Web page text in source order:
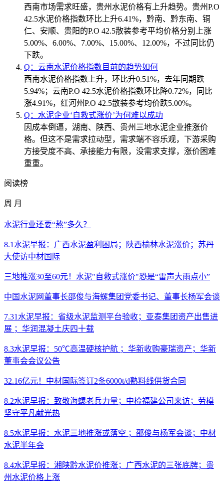
西南市场需求旺盛，贵州水泥价格有上升趋势。贵州P.O
42.5水泥价格指数环比上升6.41%，黔南、黔东南、铜
仁、安顺、贵阳的P.O 42.5散装参考平均价格分别上涨
5.00%、6.00%、7.00%、15.00%、12.00%，不过同比仍
下跌。
Q：云南水泥价格指数目前的趋势如何
西南水泥价格指数上升，环比升0.51%，去年同期跌
5.94%；云南P.O 42.5水泥价格指数环比降0.72%，同比
涨4.91%，红河州P.O 42.5散装参考均价跌5.00%。
Q：水泥企业‘自救式涨价’为何难以成功
因成本倒逼，湖南、陕西、贵州三地水泥企业推涨价
格。但这不是需求拉动型，需求端不容乐观，下游采购
方接受度不高、承接能力有限，没需求支撑，涨价困难
重重。
阅读榜
周 月
水泥行业还要“熬”多久？
8.1水泥早报：广西水泥盈利困局；陕西榆林水泥涨价；苏丹
大使访中材国际
三地推涨30至60元！水泥"自救式涨价"恐是“雷声大雨点小”
中国水泥网董事长邵俊与海螺集团党委书记、董事长杨军会谈
7.31水泥早报：省级水泥监测平台验收；亚泰集团资产出售进
展 ；华润混凝土庆四十载
8.3水泥早报：50℃高温硬核护航 ；华新收购豪瑞资产；华新
董事会会议公告
32.16亿元！中材国际签订2条6000t/d熟料线供货合同
8.2水泥早报：致敬海螺老兵力量；中检福建公司来访；劳模
坚守平凡献光热
8.5水泥早报：水泥三地推涨或落空 ；邵俊与杨军会谈；中材
水泥半年会
8.4水泥早报：湘陕黔水泥价推涨；广西水泥的三张底牌；贵
州水泥价格上涨